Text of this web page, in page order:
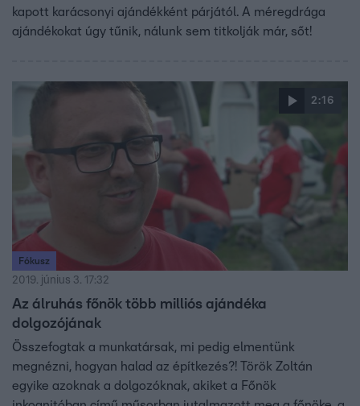
kapott karácsonyi ajándékként párjától. A méregdrága
ajándékokat úgy tűnik, nálunk sem titkolják már, sőt!
2:16
Fókusz
2019. június 3. 17:32
Az álruhás főnök több milliós ajándéka
dolgozójának
Összefogtak a munkatársak, mi pedig elmentünk
megnézni, hogyan halad az építkezés?! Török Zoltán
egyike azoknak a dolgozóknak, akiket a Főnök